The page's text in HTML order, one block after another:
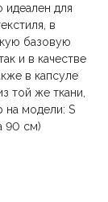
идеален для
в
базовую
и в качестве
в капсуле
той же ткани,
на модели: S
90 см)